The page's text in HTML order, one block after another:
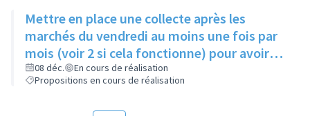
Mettre en place une collecte après les
marchés du vendredi au moins une fois par
mois (voir 2 si cela fonctionne) pour avoir
des produits frais pour l'Epice'Rill
08 déc.
En cours de réalisation
Propositions en cours de réalisation